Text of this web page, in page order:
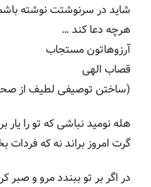
شاید در سرنوشتت نوشته
هرچه دعا کند …
آرزوهاتون مستجاب
قصاب الهی
(ساختن توصیفی لطیف از
هله نومید نباشی که تو را یار
گرت امروز براند نه که فردات
در اگر بر تو ببندد مرو و صبر